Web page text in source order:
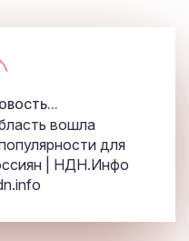
вошла
для
| НДН.Инфо